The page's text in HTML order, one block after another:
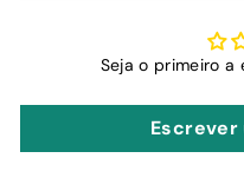
Seja o primeiro a
Escrever